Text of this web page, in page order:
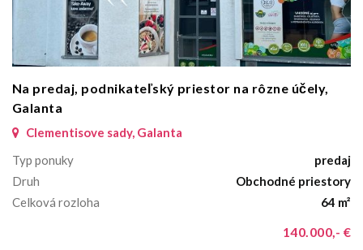
Na predaj, podnikateľský priestor na rôzne účely,
Galanta
Clementisove sady, Galanta
Typ ponuky
predaj
Druh
Obchodné priestory
Celková rozloha
64 m²
140.000,- €